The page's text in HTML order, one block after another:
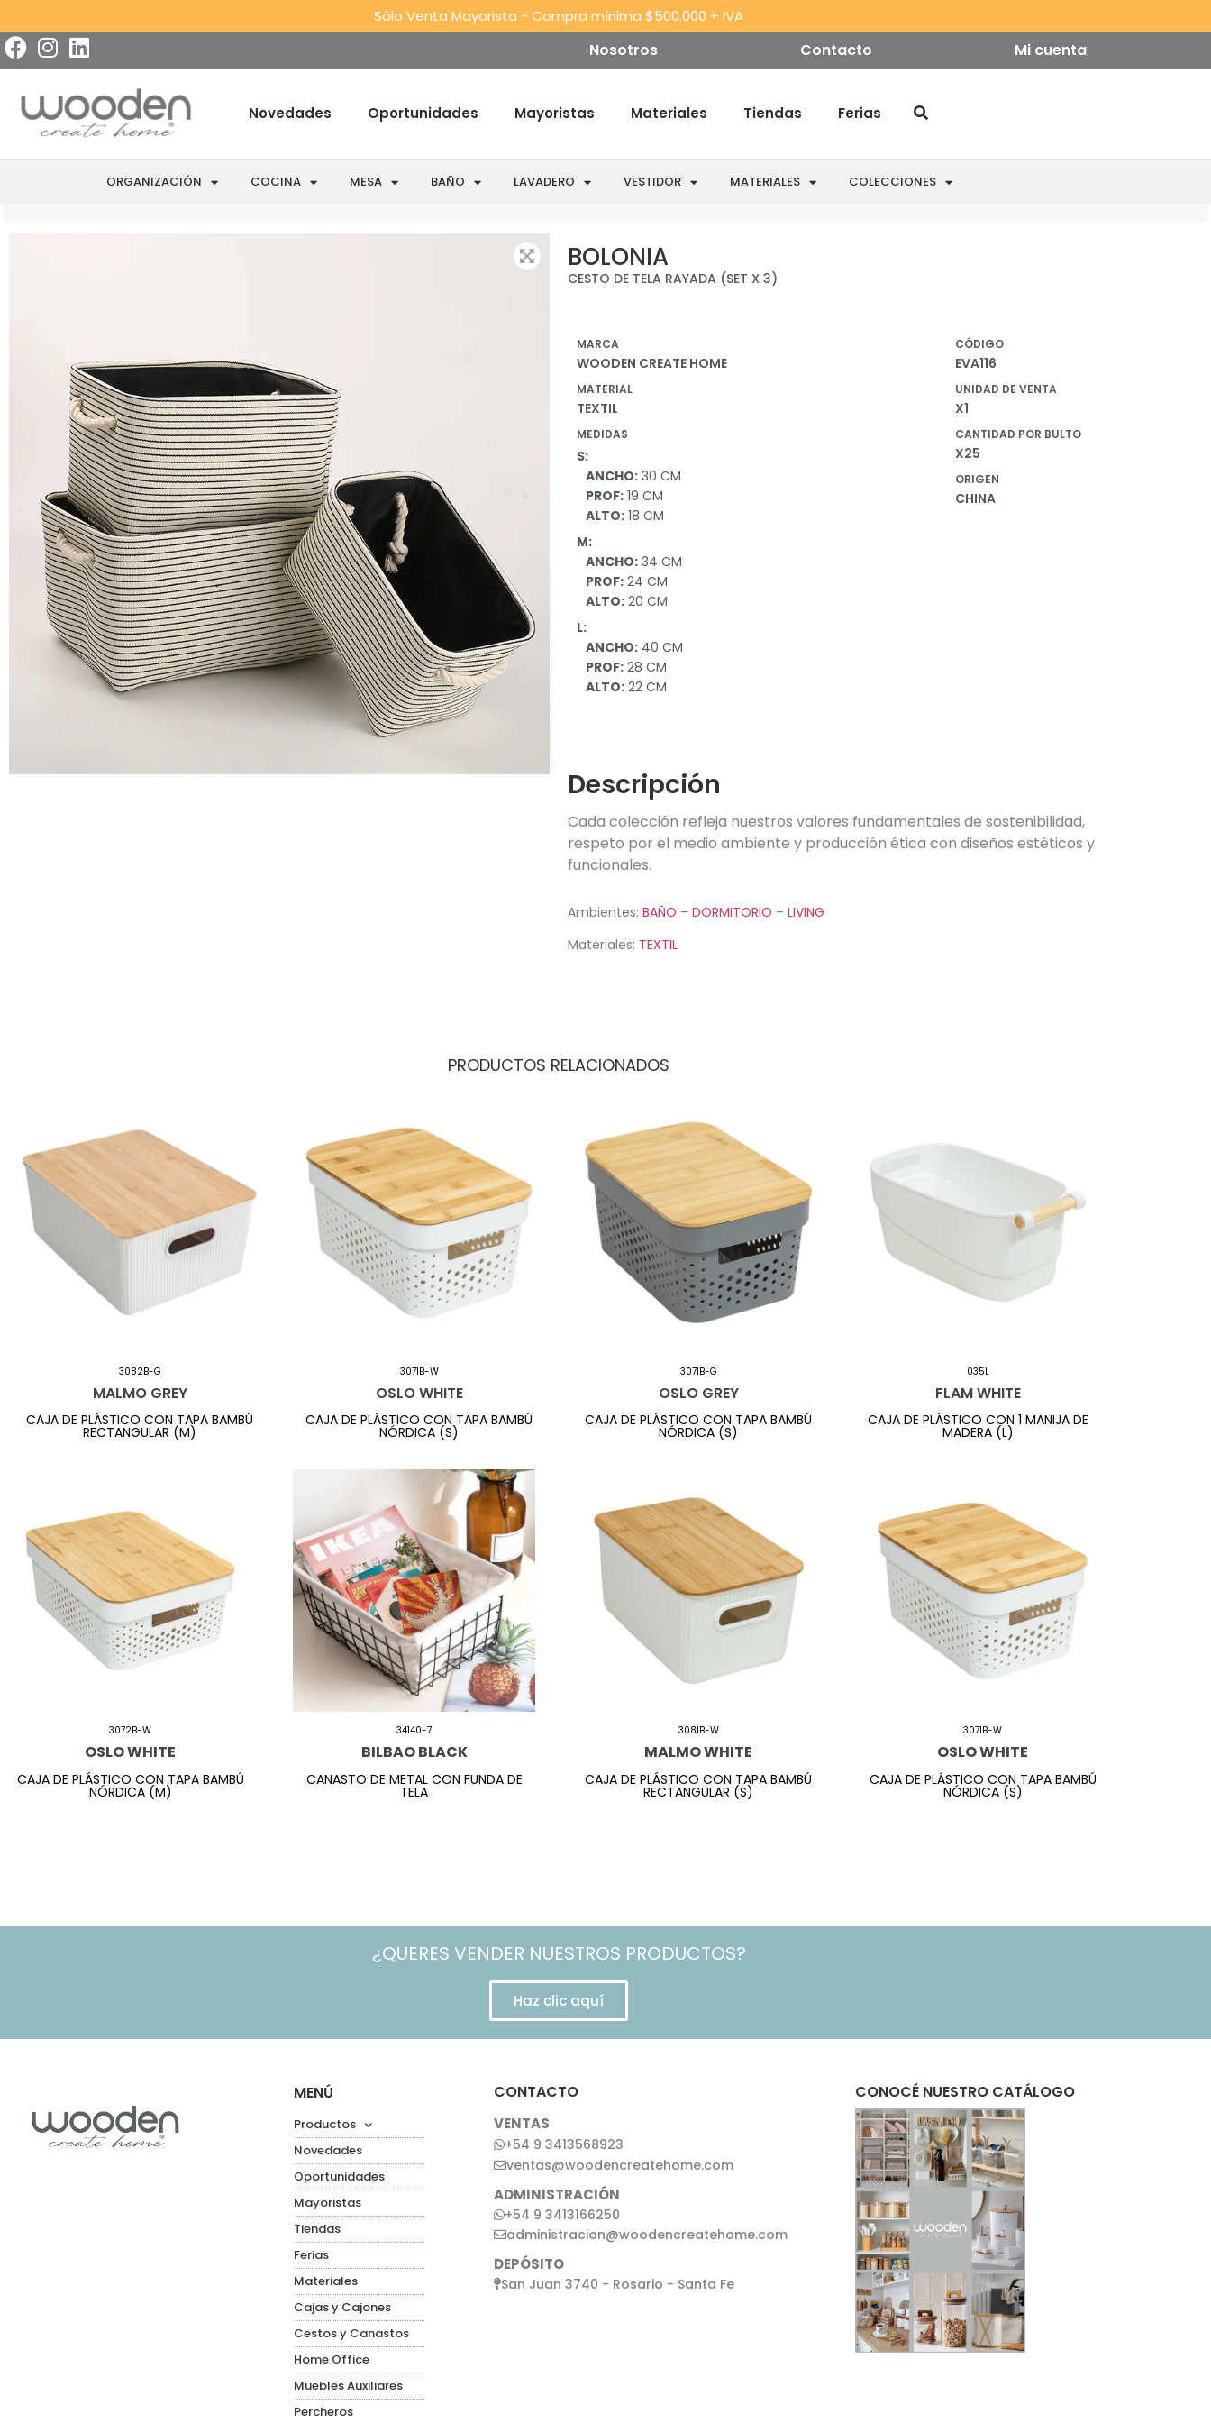
Sólo Venta Mayorista - Compra mínima $500.000 + IVA
Nosotros Contacto Mi cuenta
Novedades Oportunidades Mayoristas Materiales Tiendas Ferias
ORGANIZACIÓN COCINA MESA BAÑO LAVADERO VESTIDOR MATERIALES COLECCIONES
BOLONIA
CESTO DE TELA RAYADA (SET X 3)
MARCA
WOODEN CREATE HOME
MATERIAL
TEXTIL
MEDIDAS
S:
ANCHO: 30 CM
PROF: 19 CM
ALTO: 18 CM
M:
ANCHO: 34 CM
PROF: 24 CM
ALTO: 20 CM
L:
ANCHO: 40 CM
PROF: 28 CM
ALTO: 22 CM
CÓDIGO
EVA116
UNIDAD DE VENTA
X1
CANTIDAD POR BULTO
X25
ORIGEN
CHINA
Descripción
Cada colección refleja nuestros valores fundamentales de sostenibilidad,
respeto por el medio ambiente y producción ética con diseños estéticos y
funcionales.
Ambientes: BAÑO – DORMITORIO – LIVING
Materiales: TEXTIL
PRODUCTOS RELACIONADOS
3082B-G
MALMO GREY
CAJA DE PLÁSTICO CON TAPA BAMBÚ
RECTANGULAR (M)
3071B-W
OSLO WHITE
CAJA DE PLÁSTICO CON TAPA BAMBÚ
NÓRDICA (S)
3071B-G
OSLO GREY
CAJA DE PLÁSTICO CON TAPA BAMBÚ
NÓRDICA (S)
035L
FLAM WHITE
CAJA DE PLÁSTICO CON 1 MANIJA DE
MADERA (L)
3072B-W
OSLO WHITE
CAJA DE PLÁSTICO CON TAPA BAMBÚ
NÓRDICA (M)
34140-7
BILBAO BLACK
CANASTO DE METAL CON FUNDA DE
TELA
3081B-W
MALMO WHITE
CAJA DE PLÁSTICO CON TAPA BAMBÚ
RECTANGULAR (S)
3071B-W
OSLO WHITE
CAJA DE PLÁSTICO CON TAPA BAMBÚ
NÓRDICA (S)
¿QUERES VENDER NUESTROS PRODUCTOS?
Haz clic aquí
MENÚ
Productos
Novedades
Oportunidades
Mayoristas
Tiendas
Ferias
Materiales
Cajas y Cajones
Cestos y Canastos
Home Office
Muebles Auxiliares
Percheros
CONTACTO
VENTAS
+54 9 3413568923
ventas@woodencreatehome.com
ADMINISTRACIÓN
+54 9 3413166250
administracion@woodencreatehome.com
DEPÓSITO
San Juan 3740 - Rosario - Santa Fe
CONOCÉ NUESTRO CATÁLOGO